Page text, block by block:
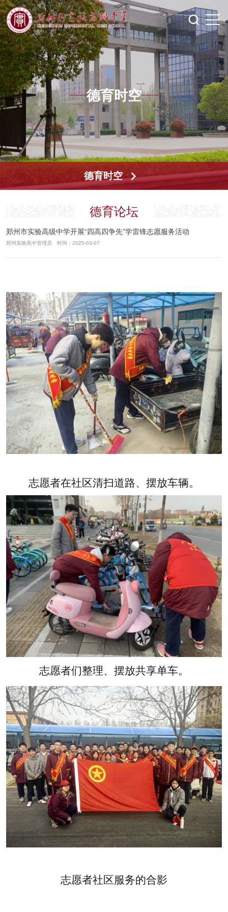
德育时空
德育时空
德育论坛
郑州市实验高级中学开展“四高四争先”学雷锋志愿服务活动
郑州实验高中管理员 时间：2025-03-07
志愿者在社区清扫道路、摆放车辆。
志愿者们整理、摆放共享单车。
志愿者社区服务的合影